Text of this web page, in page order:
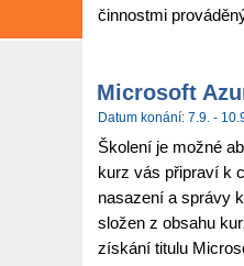
činnostmi
Microsoft
Datum konání: 7.9. -
Školení je možné
kurz vás připraví k
nasazení a správy
složen z obsahu
získání titulu